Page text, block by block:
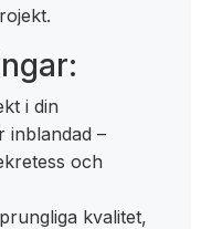
i din
inblandad –
och
kvalitet,